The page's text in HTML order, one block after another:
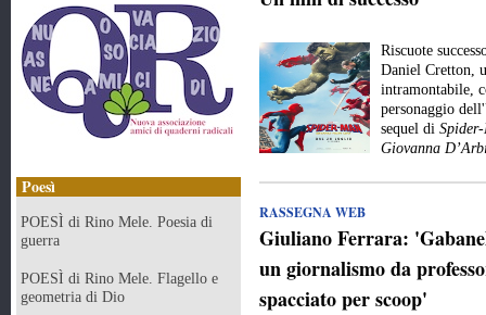
Poesì
POESÌ di Rino Mele. Poesia di
guerra
POESÌ di Rino Mele. Flagello e
geometria di Dio
Riscuote
Daniel Cretton,
intramontabile,
personaggio
sequel di
Giovanna
RASSEGNA WEB
Giuliano Ferrara:
un giornalismo da
spacciato per scoop'